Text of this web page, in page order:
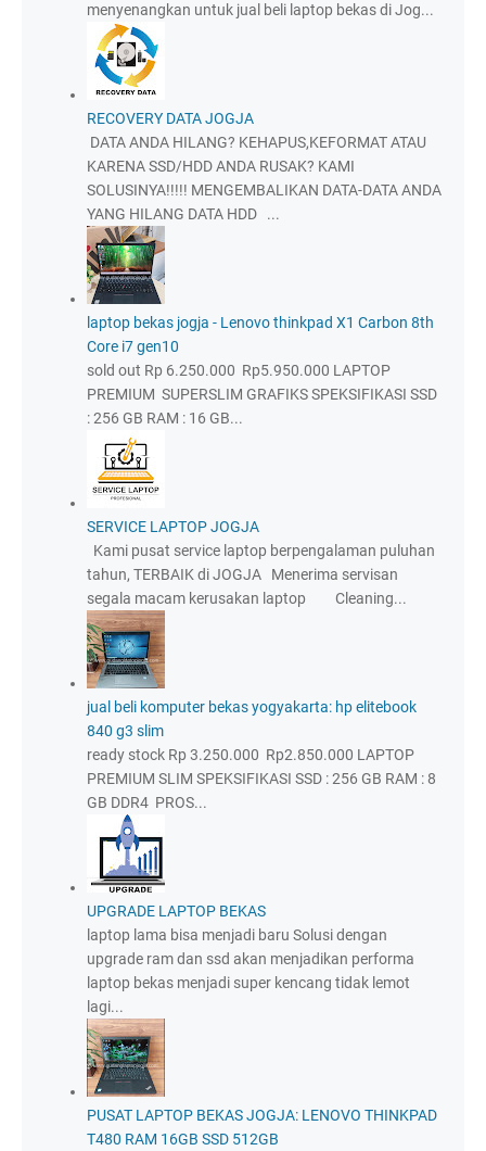
menyenangkan untuk jual beli laptop bekas di Jog...
RECOVERY DATA JOGJA
DATA ANDA HILANG? KEHAPUS,KEFORMAT ATAU
KARENA SSD/HDD ANDA RUSAK? KAMI
SOLUSINYA!!!!! MENGEMBALIKAN DATA-DATA ANDA
YANG HILANG DATA HDD ...
laptop bekas jogja - Lenovo thinkpad X1 Carbon 8th
Core i7 gen10
sold out Rp 6.250.000 Rp5.950.000 LAPTOP
PREMIUM SUPERSLIM GRAFIKS SPEKSIFIKASI SSD
: 256 GB RAM : 16 GB...
SERVICE LAPTOP JOGJA
Kami pusat service laptop berpengalaman puluhan
tahun, TERBAIK di JOGJA Menerima servisan
segala macam kerusakan laptop Cleaning...
jual beli komputer bekas yogyakarta: hp elitebook
840 g3 slim
ready stock Rp 3.250.000 Rp2.850.000 LAPTOP
PREMIUM SLIM SPEKSIFIKASI SSD : 256 GB RAM : 8
GB DDR4 PROS...
UPGRADE LAPTOP BEKAS
laptop lama bisa menjadi baru Solusi dengan
upgrade ram dan ssd akan menjadikan performa
laptop bekas menjadi super kencang tidak lemot
lagi...
PUSAT LAPTOP BEKAS JOGJA: LENOVO THINKPAD
T480 RAM 16GB SSD 512GB